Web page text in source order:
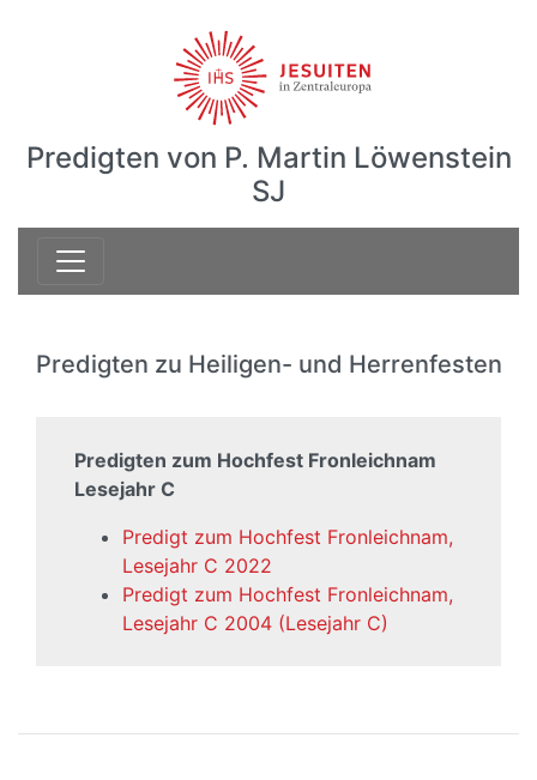
Predigten von P. Martin Löwenstein
SJ
Predigten zu Heiligen- und Herrenfesten
Predigten zum Hochfest Fronleichnam
Lesejahr C
Predigt zum Hochfest Fronleichnam,
Lesejahr C 2022
Predigt zum Hochfest Fronleichnam,
Lesejahr C 2004 (Lesejahr C)